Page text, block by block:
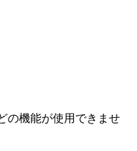
の機能が使用できませ